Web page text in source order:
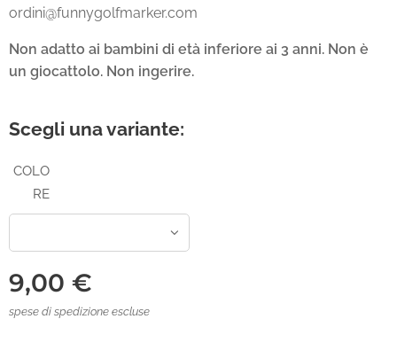
ordini@funnygolfmarker.com
Non adatto ai bambini di età inferiore ai 3 anni. Non è
un giocattolo. Non ingerire.
Scegli una variante:
COLO
RE
9,00 €
spese di spedizione escluse